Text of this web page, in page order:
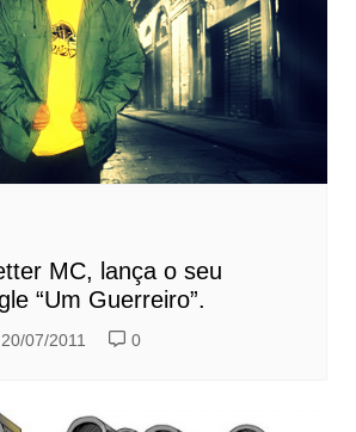
MC, lança o seu
“Um Guerreiro”.
20/07/2011 0